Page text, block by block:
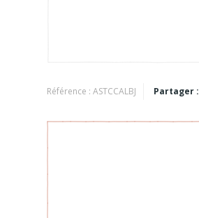
Référence : ASTCCALBJ Partager :